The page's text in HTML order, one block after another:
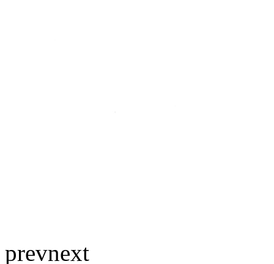
prevnext